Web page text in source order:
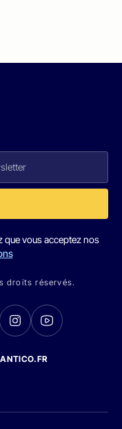
que vous acceptez nos
droits réservés.